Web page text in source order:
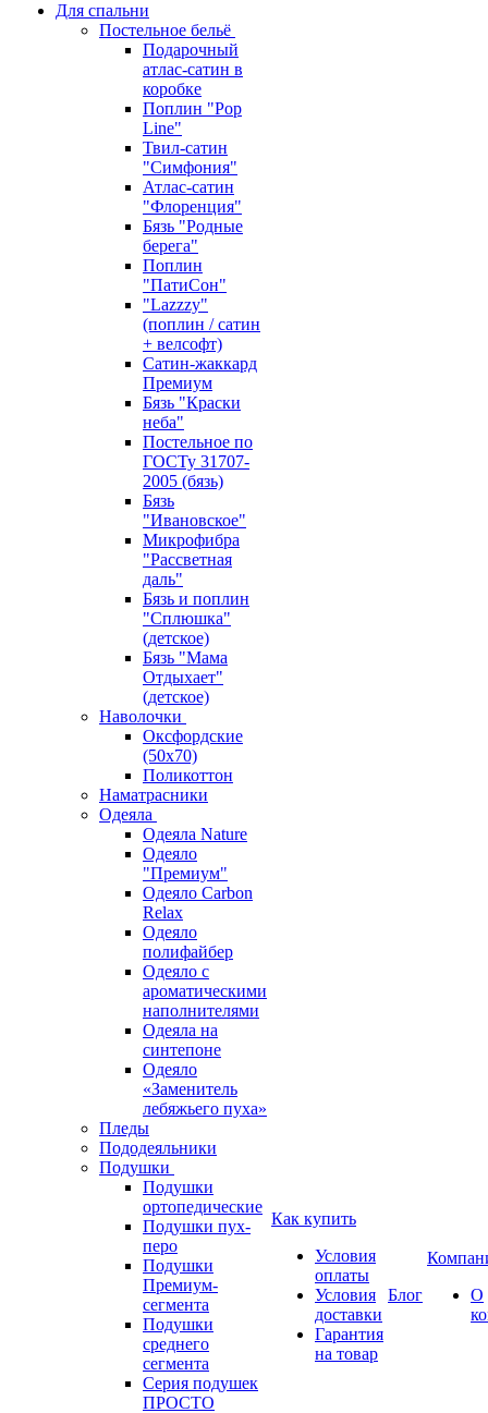
Для спальни
Постельное бельё
Подарочный
атлас-сатин в
коробке
Поплин "Pop
Line"
Твил-сатин
"Симфония"
Атлас-сатин
"Флоренция"
Бязь "Родные
берега"
Поплин
"ПатиСон"
"Lazzzy"
(поплин / сатин
+ велсофт)
Сатин-жаккард
Премиум
Бязь "Краски
неба"
Постельное по
ГОСТу 31707-
2005 (бязь)
Бязь
"Ивановское"
Микрофибра
"Рассветная
даль"
Бязь и поплин
"Сплюшка"
(детское)
Бязь "Мама
Отдыхает"
(детское)
Наволочки
Оксфордские
(50х70)
Поликоттон
Наматрасники
Одеяла
Одеяла Nature
Одеяло
"Премиум"
Одеяло Carbon
Relax
Одеяло
полифайбер
Одеяло с
ароматическими
наполнителями
Одеяла на
синтепоне
Одеяло
«Заменитель
лебяжьего пуха»
Пледы
Пододеяльники
Подушки
Подушки
ортопедические
Подушки пух-
перо
Подушки
Премиум-
сегмента
Подушки
среднего
сегмента
Серия подушек
ПРОСТО
Как купить
Условия
оплаты
Условия
доставки
Гарантия
на товар
Блог
О